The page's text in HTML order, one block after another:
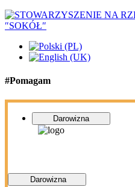
#Pomagam
Darowizna
Darowizna